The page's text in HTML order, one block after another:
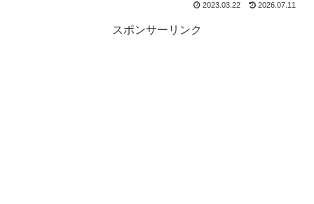
2023.03.22 2026.07.11
スポンサーリンク